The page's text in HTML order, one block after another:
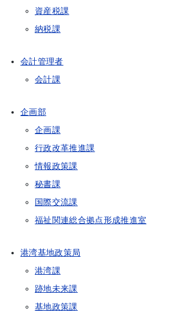
資産税課
納税課
会計管理者
会計課
企画部
企画課
行政改革推進課
情報政策課
秘書課
国際交流課
福祉関連総合拠点形成推進室
港湾基地政策局
港湾課
跡地未来課
基地政策課